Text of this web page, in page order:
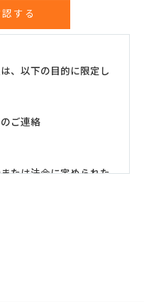
、以下の目的に限定し
ご連絡
たは法令に定められた